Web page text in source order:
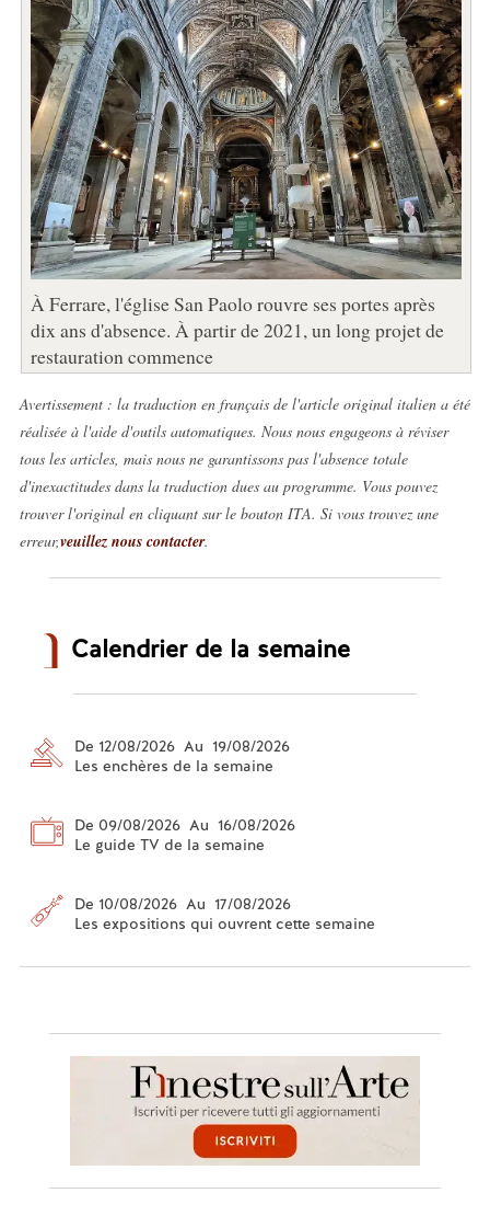
À Ferrare, l'église San Paolo rouvre ses portes après
dix ans d'absence. À partir de 2021, un long projet de
restauration commence
Avertissement : la traduction en français de l'article original italien a été
réalisée à l'aide d'outils automatiques. Nous nous engageons à réviser
tous les articles, mais nous ne garantissons pas l'absence totale
d'inexactitudes dans la traduction dues au programme. Vous pouvez
trouver l'original en cliquant sur le bouton ITA. Si vous trouvez une
erreur,veuillez nous contacter.
Calendrier de la semaine
De 12/08/2026 Au 19/08/2026
Les enchères de la semaine
De 09/08/2026 Au 16/08/2026
Le guide TV de la semaine
De 10/08/2026 Au 17/08/2026
Les expositions qui ouvrent cette semaine